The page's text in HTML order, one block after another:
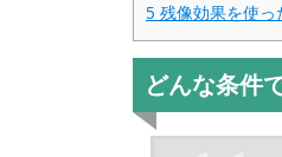
5 残像効果を使っ
どんな条件